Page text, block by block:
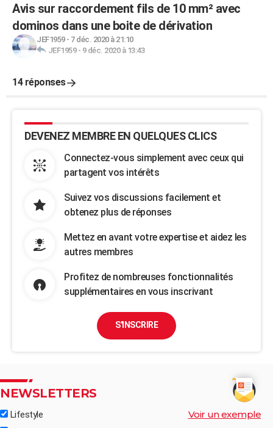
Avis sur raccordement fils de 10 mm² avec
dominos dans une boite de dérivation
JEF1959- 7 déc. 2020 à 21:10
JEF1959- 9 déc. 2020 à 13:43
14 réponses
DEVENEZ MEMBRE EN QUELQUES CLICS
Connectez-vous simplement avec ceux qui
partagent vos intérêts
Suivez vos discussions facilement et
obtenez plus de réponses
Mettez en avant votre expertise et aidez les
autres membres
Profitez de nombreuses fonctionnalités
supplémentaires en vous inscrivant
S'INSCRIRE
NEWSLETTERS
Lifestyle Voir un exemple